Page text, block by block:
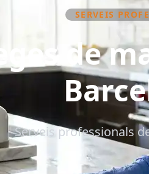
SERVEIS
de
Serveis professionals